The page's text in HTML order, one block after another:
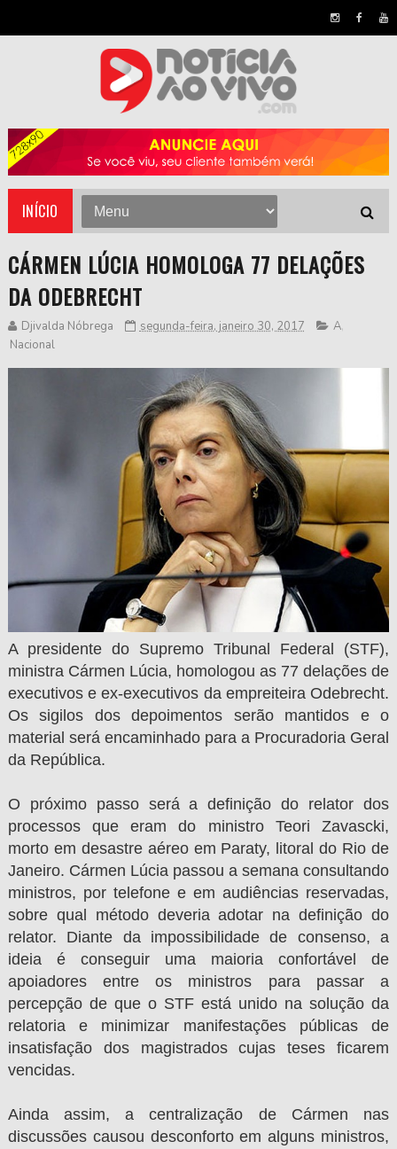
INÍCIO
CÁRMEN LÚCIA HOMOLOGA 77 DELAÇÕES
DA ODEBRECHT
Djivalda Nóbrega segunda-feira, janeiro 30, 2017 A,
Nacional
A presidente do Supremo Tribunal Federal (STF),
ministra Cármen Lúcia, homologou as 77 delações de
executivos e ex-executivos da empreiteira Odebrecht.
Os sigilos dos depoimentos serão mantidos e o
material será encaminhado para a Procuradoria Geral
da República.
O próximo passo será a definição do relator dos
processos que eram do ministro Teori Zavascki,
morto em desastre aéreo em Paraty, litoral do Rio de
Janeiro. Cármen Lúcia passou a semana consultando
ministros, por telefone e em audiências reservadas,
sobre qual método deveria adotar na definição do
relator. Diante da impossibilidade de consenso, a
ideia é conseguir uma maioria confortável de
apoiadores entre os ministros para passar a
percepção de que o STF está unido na solução da
relatoria e minimizar manifestações públicas de
insatisfação dos magistrados cujas teses ficarem
vencidas.
Ainda assim, a centralização de Cármen nas
discussões causou desconforto em alguns ministros,